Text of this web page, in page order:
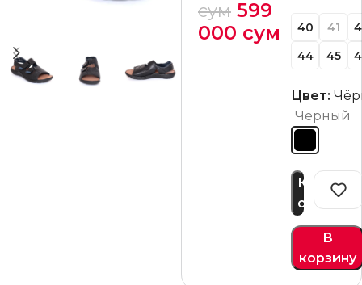
сум 599
000 сум 40 41
44
45
Цвет:
Чёрный
В
корзину
Купить
сейчас